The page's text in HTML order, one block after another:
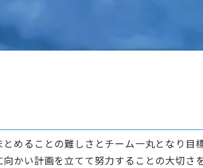
めることの難しさとチーム一丸となり目
かい計画を立てて努力することの大切さ